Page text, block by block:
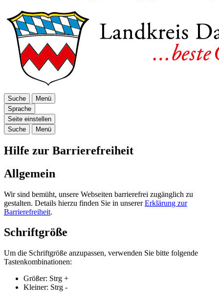
Suche
Menü
Sprache
Seite einstellen
Suche
Menü
Hilfe zur Barrierefreiheit
Allgemein
Wir sind bemüht, unsere Webseiten barrierefrei zugänglich zu
gestalten. Details hierzu finden Sie in unsererErklärung zur
Barrierefreiheit.
Schriftgröße
Um die Schriftgröße anzupassen, verwenden Sie bitte folgende
Tastenkombinationen:
Größer: Strg +
Kleiner: Strg -